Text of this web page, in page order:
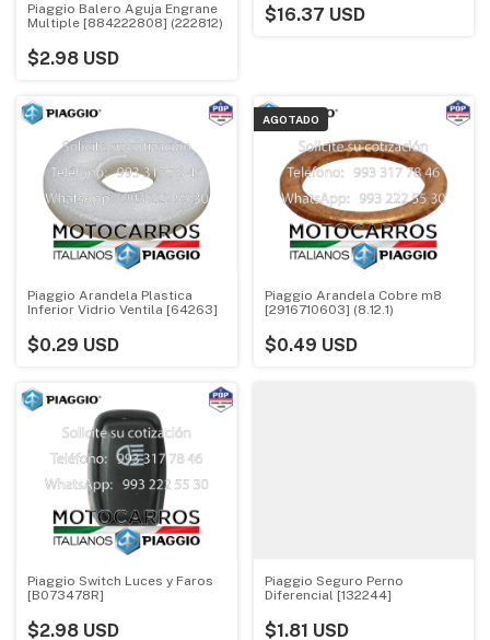
Piaggio Balero Aguja Engrane
Multiple [884222808] (222812)
$2.98 USD
$16.37 USD
Piaggio Arandela Plastica
Inferior Vidrio Ventila [64263]
$0.29 USD
AGOTADO
Piaggio Arandela Cobre m8
[2916710603] (8.12.1)
$0.49 USD
Piaggio Switch Luces y Faros
[B073478R]
$2.98 USD
Piaggio Seguro Perno
Diferencial [132244]
$1.81 USD